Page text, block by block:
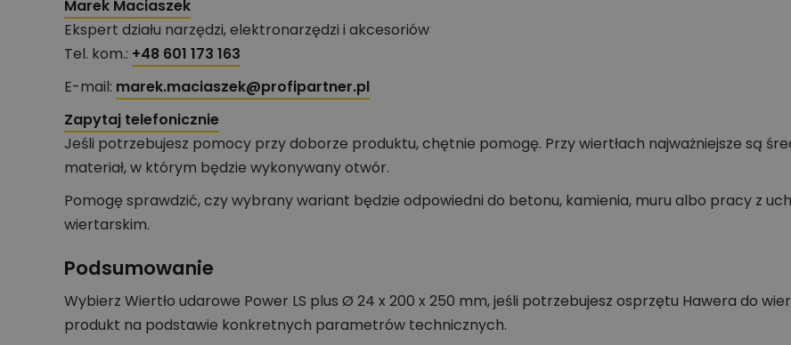
Marek Maciaszek
Ekspert działu narzędzi, elektronarzędzi i akcesoriów
Tel. kom.: +48 601 173 163
E-mail: marek.maciaszek@profipartner.pl
Zapytaj telefonicznie
Jeśli potrzebujesz pomocy przy doborze produktu, chętnie pomogę. Przy wiertłach najważniejsze są
materiał, w którym będzie wykonywany otwór.
Pomogę sprawdzić, czy wybrany wariant będzie odpowiedni do betonu, kamienia, muru albo pracy z
wiertarskim.
Podsumowanie
Wybierz Wiertło udarowe Power LS plus Ø 24 x 200 x 250 mm, jeśli potrzebujesz osprzętu Hawera do
produkt na podstawie konkretnych parametrów technicznych.